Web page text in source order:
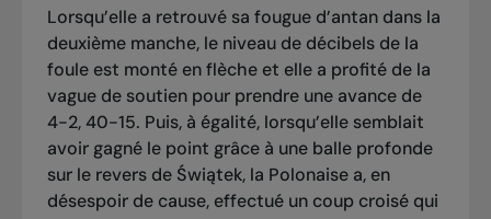
Lorsqu’elle a retrouvé sa fougue d’antan dans la
deuxième manche, le niveau de décibels de la
foule est monté en flèche et elle a profité de la
vague de soutien pour prendre une avance de
4-2, 40-15. Puis, à égalité, lorsqu’elle semblait
avoir gagné le point grâce à une balle profonde
sur le revers de Świątek, la Polonaise a, en
désespoir de cause, effectué un coup croisé qui